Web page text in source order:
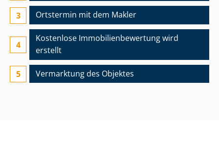
Ortstermin mit dem Makler
Kostenlose Im­mo­bi­li­en­be­wer­tung wird
erstellt
Vermarktung des Objektes